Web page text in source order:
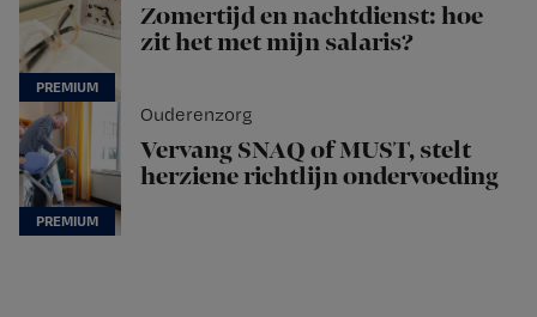
Zomertijd en nachtdienst: hoe
zit het met mijn salaris?
Ouderenzorg
Vervang SNAQ of MUST, stelt
herziene richtlijn ondervoeding